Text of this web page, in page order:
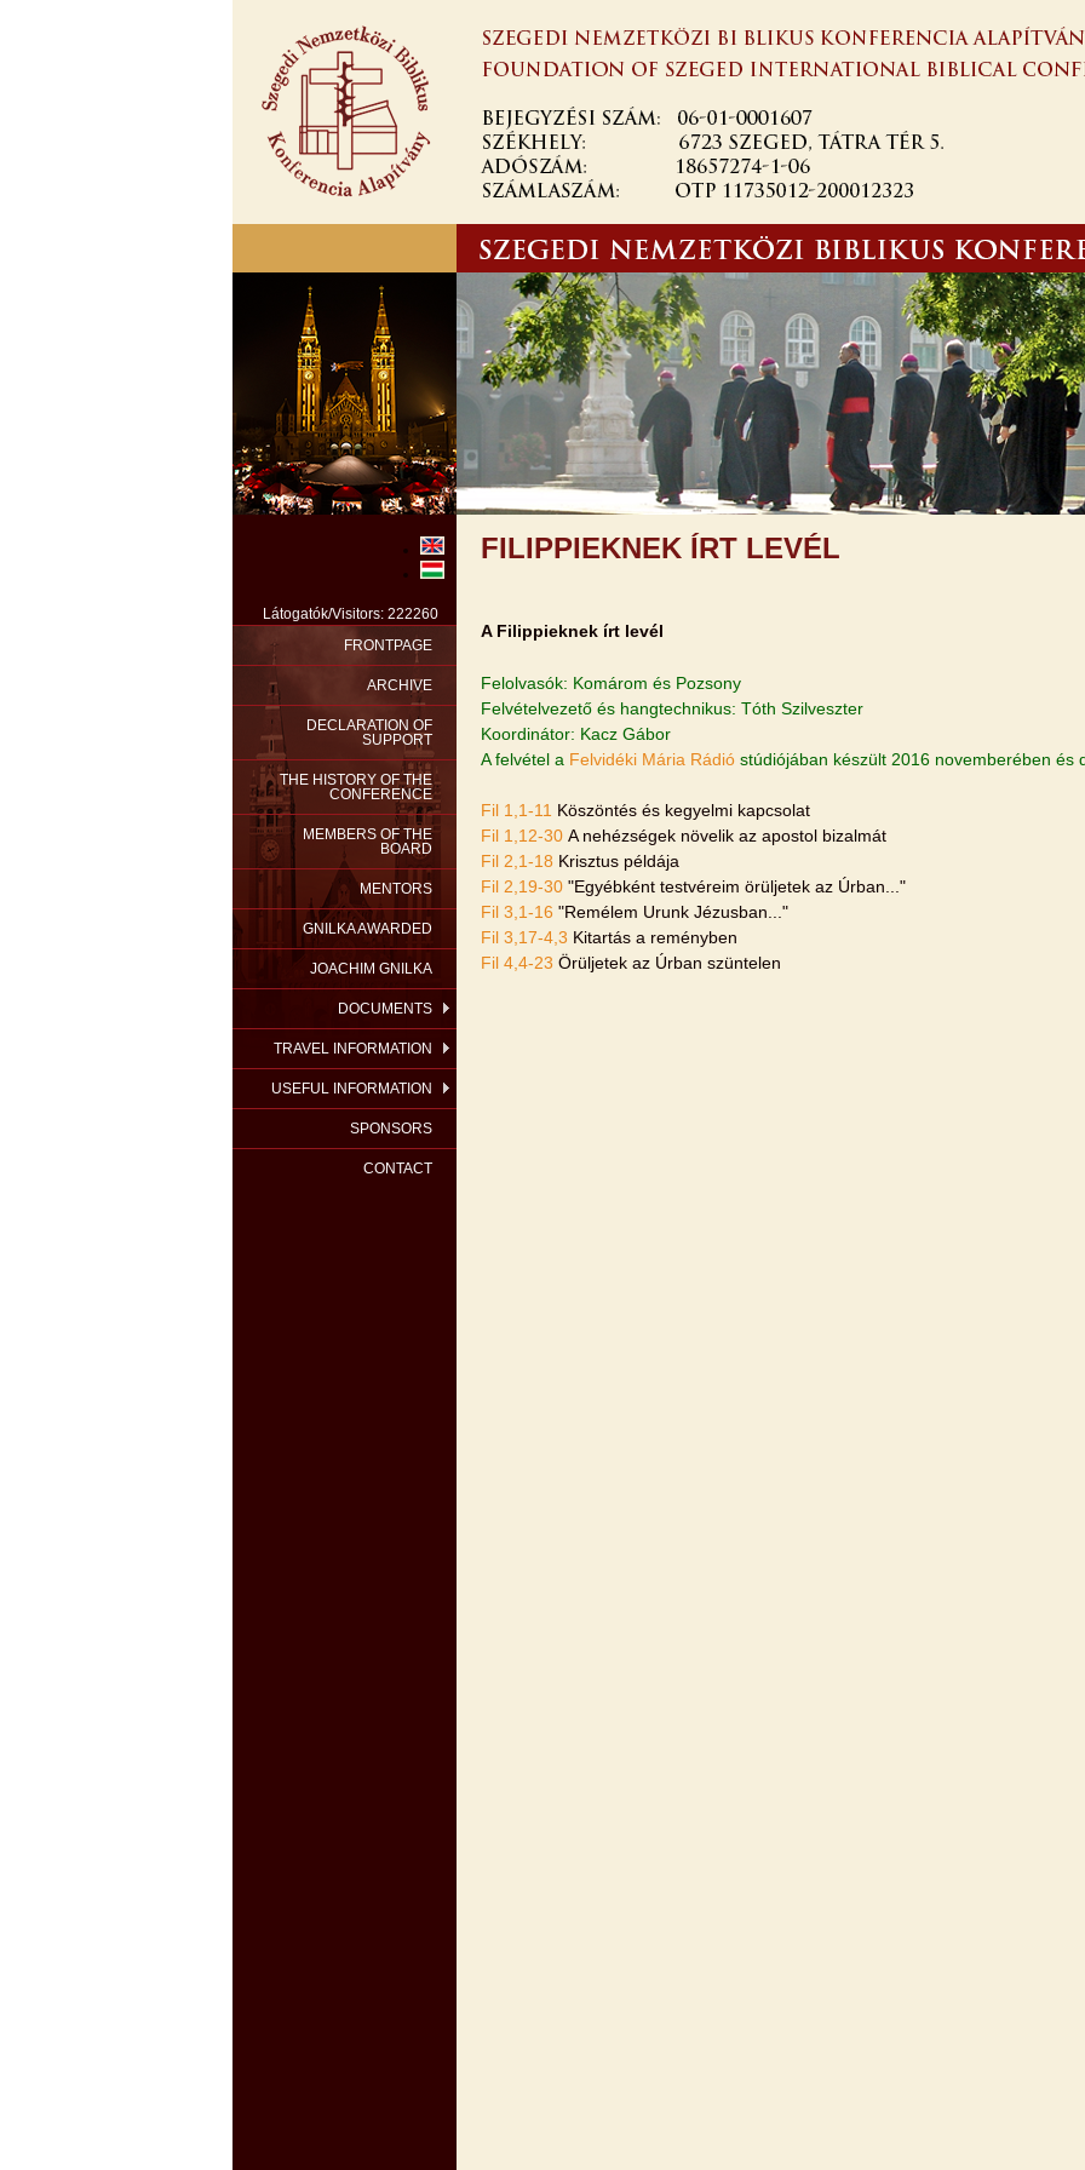
FILIPPIEKNEK ÍRT LEVÉL
A Filippieknek írt levél
Felolvasók: Komárom és Pozsony
Felvételvezető és hangtechnikus: Tóth Szilveszter
Koordinátor: Kacz Gábor
A felvétel a Felvidéki Mária Rádió stúdiójában készült 2016 novemberében és
Fil 1,1-11 Köszöntés és kegyelmi kapcsolat
Fil 1,12-30 A nehézségek növelik az apostol bizalmát
Fil 2,1-18 Krisztus példája
Fil 2,19-30 "Egyébként testvéreim örüljetek az Úrban..."
Fil 3,1-16 "Remélem Urunk Jézusban..."
Fil 3,17-4,3 Kitartás a reményben
Fil 4,4-23 Örüljetek az Úrban szüntelen
Látogatók/Visitors: 222260
FRONTPAGE
ARCHIVE
DECLARATION OF
SUPPORT
THE HISTORY OF THE
CONFERENCE
MEMBERS OF THE
BOARD
MENTORS
GNILKA AWARDED
JOACHIM GNILKA
DOCUMENTS
TRAVEL INFORMATION
USEFUL INFORMATION
SPONSORS
CONTACT